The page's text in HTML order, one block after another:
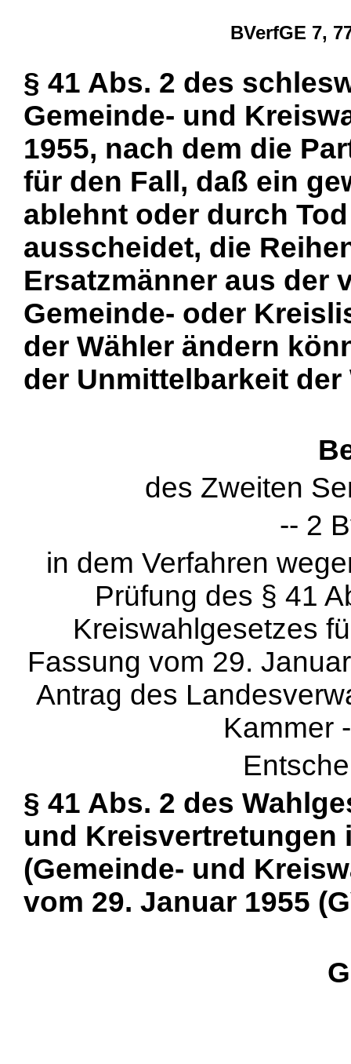
BVerfGE 7,
§ 41 Abs. 2 des
Gemeinde- und
1955, nach dem die
für den Fall, daß ein
ablehnt oder durch
ausscheidet, die
Ersatzmänner aus der
Gemeinde- oder
der Wähler ändern
der Unmittelbarkeit
des Zweiten
-- 2
in dem Verfahren
Prüfung des § 41
Kreiswahlgesetzes
Fassung vom 29.
Antrag des
Kammer
§ 41 Abs. 2 des
und Kreisvertretungen
(Gemeinde- und
vom 29. Januar 1955